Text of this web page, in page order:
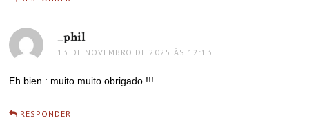
_phil
13 DE NOVEMBRO DE 2025 ÀS 12:13
Eh bien : muito muito obrigado !!!
RESPONDER